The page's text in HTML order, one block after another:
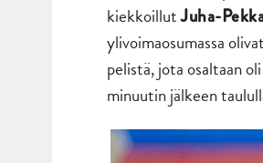
kiekkoillutJuha-
ylivoimaosumassa olivat
pelistä, jota osaltaan
minuutin jälkeen